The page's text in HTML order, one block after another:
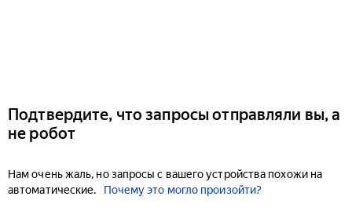
Подтвердите, что запросы отправляли вы, а
не робот
Нам очень жаль, но запросы с вашего устройства похожи на
автоматические.
Почему это могло произойти?